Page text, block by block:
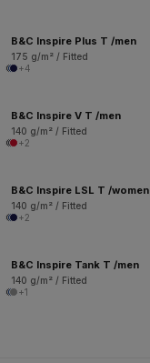
B&C Inspire Plus T /men
175 g/m² / Fitted
+4
B&C Inspire V T /men
140 g/m² / Fitted
+2
B&C Inspire LSL T /women
140 g/m² / Fitted
+2
B&C Inspire Tank T /men
140 g/m² / Fitted
+1